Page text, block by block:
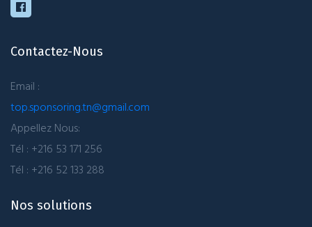
Contactez-Nous
Email :
top.sponsoring.tn@gmail.com
Appellez Nous:
Tél : +216 53 171 256
Tél : +216 52 133 288
Nos solutions